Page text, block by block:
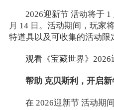
2026迎新节 活动将于
月 14 日。活动期间，玩家
特道具以及可收集的活动限
观看《宝藏世界》2026
帮助 克贝斯利，开启新
在 2026迎新节 活动期